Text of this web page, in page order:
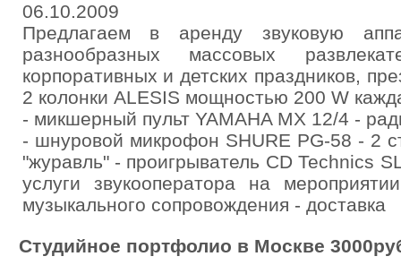
06.10.2009
Предлагаем в аренду звуковую
разнообразных массовых
корпоративных и детских праздников,
2 колонки ALESIS мощностью 200 W
- микшерный пульт YAMAHA MX 12/4 -
- шнуровой микрофон SHURE PG-58 - 2
"журавль" - проигрыватель CD Technics
услуги звукооператора на
музыкального сопровождения - доставка
Студийное портфолио в Москве